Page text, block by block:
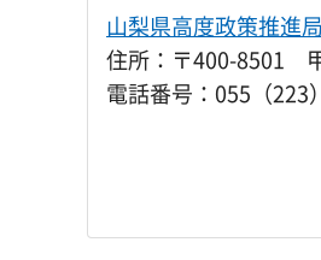
山梨県高度政策推進
住所：〒400-8501
電話番号：055（